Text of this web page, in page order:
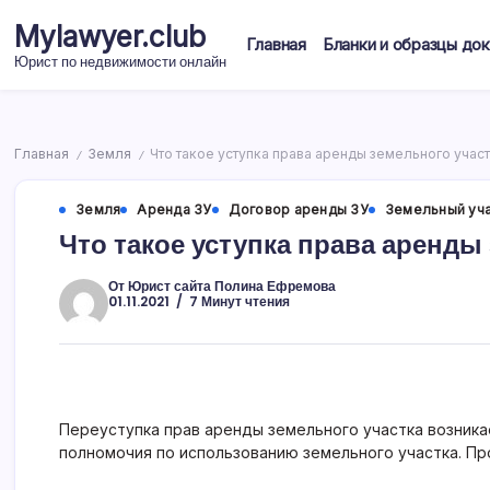
содержимому
Mylawyer.club
Юрист по недвижимости онлайн
Главная Бланки и образцы
Главная / Земля / Что такое уступка права аренды земельного
Земля Аренда ЗУ Договор аренды ЗУ Земельный
Что такое уступка права
ОтЮрист сайта Полина Ефремова
01.11.2021
7 Минут чтения
Переуступка прав аренды земельного участка
полномочия по использованию земельного участка.